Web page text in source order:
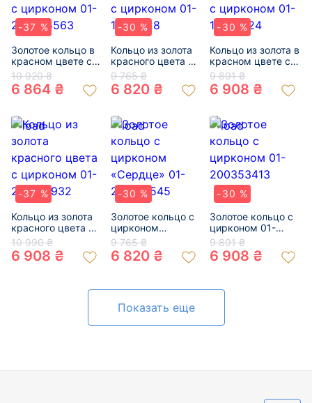
-37 %
Золотое кольцо в
красном цвете с
цирконом 01-
200355563
10 920 ₴
6 864 ₴
-30 %
Кольцо из золота
красного цвета с
цирконом 01-
19318128
9 765 ₴
6 820 ₴
-30 %
Кольцо из золота в
красном цвете с
цирконом 01-
19327724
9 891 ₴
6 908 ₴
-37 %
Кольцо из золота
красного цвета с
цирконом 01-
200159932
10 990 ₴
6 908 ₴
-30 %
Золотое кольцо с
цирконом
«Сердце» 01-
200170545
9 765 ₴
6 820 ₴
-30 %
Золотое кольцо с
цирконом 01-
200353413
9 891 ₴
6 908 ₴
Показать еще